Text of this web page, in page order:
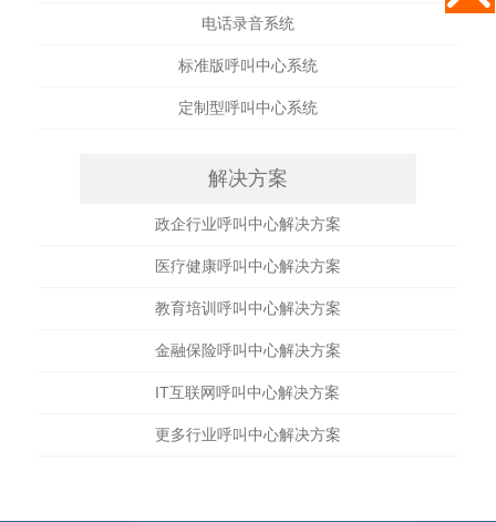
电话录音系统
标准版呼叫中心系统
定制型呼叫中心系统
解决方案
政企行业呼叫中心解决方案
医疗健康呼叫中心解决方案
教育培训呼叫中心解决方案
金融保险呼叫中心解决方案
IT互联网呼叫中心解决方案
更多行业呼叫中心解决方案